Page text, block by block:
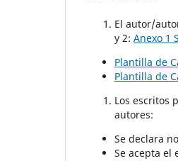
El autor/
y 2: Anexo 1
Plantilla de
Plantilla de
Los escritos
autores:
Se declara
Se acepta el